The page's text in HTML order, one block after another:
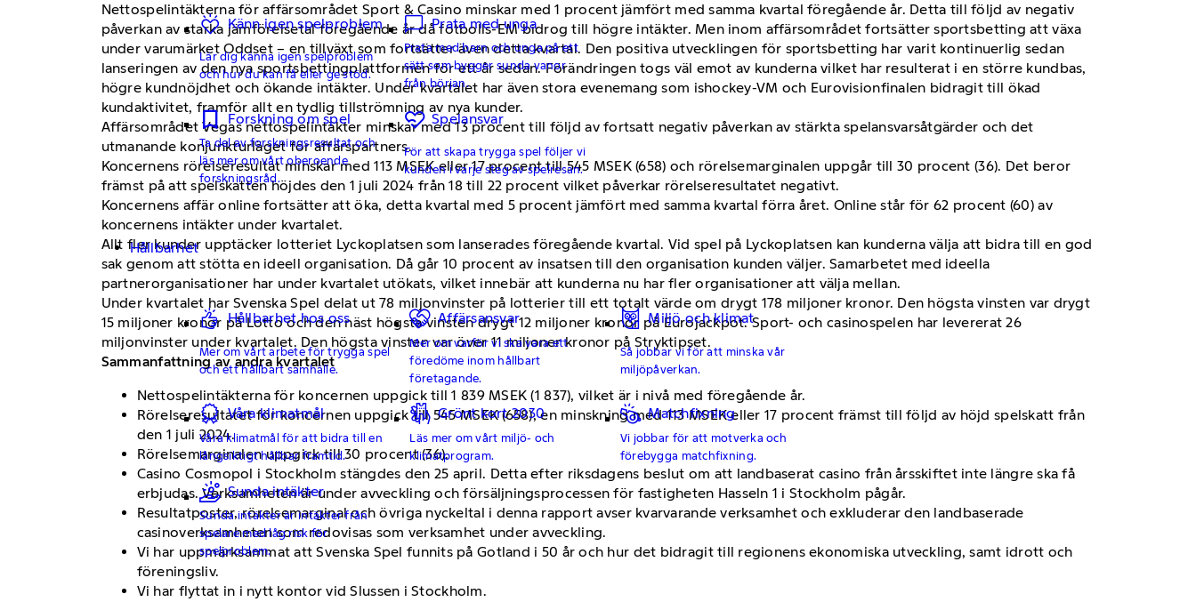
Känn igen spelproblem
Lär dig känna igen spelproblem
och hur du kan få eller ge stöd.
Prata med unga
Prata med barn och unga på ett
sätt som bygger sunda vanor
från början.
Forskning om spel
Ta del av forskningsresultat och
läs mer om vårt oberoende
forskningsråd.
Spelansvar
För att skapa trygga spel följer vi
kunden i varje steg av spelresan.
Hållbarhet
Hållbarhet hos oss
Mer om vårt arbete för trygga spel
och ett hållbart samhälle.
Affärsansvar
Mer om varför vi ska vara ett
föredöme inom hållbart
företagande.
Miljö och klimat
Så jobbar vi för att minska vår
miljöpåverkan.
Våra klimatmål
Våra klimatmål för att bidra till en
långsiktigt hållbar framtid.
Grönt kort 2030
Läs mer om vårt miljö- och
klimatprogram.
Matchfixning
Vi jobbar för att motverka och
förebygga matchfixning.
Sunda intäkter
Sunda intäkter är intäkter från
spelare med låg risk för
spelproblem.
Nettospelintäkterna för affärsområdet Sport & Casino minskar med 1 procent jämfört med samma kvartal föregående år. Detta till följd av negativ
påverkan av starka jämförelsetal föregående år då fotbolls-EM bidrog till högre intäkter. Men inom affärsområdet fortsätter sportsbetting att växa
under varumärket Oddset – en tillväxt som fortsätter även detta kvartal. Den positiva utvecklingen för sportsbetting har varit kontinuerlig sedan
lanseringen av den nya sportsbettingplattformen för ett år sedan. Förändringen togs väl emot av kunderna vilket har resulterat i en större kundbas,
högre kundnöjdhet och ökande intäkter. Under kvartalet har även stora evenemang som ishockey-VM och Eurovisionfinalen bidragit till ökad
kundaktivitet, framför allt en tydlig tillströmning av nya kunder.
Affärsområdet Vegas nettospelintäkter minskar med 13 procent till följd av fortsatt negativ påverkan av stärkta spelansvarsåtgärder och det
utmanande konjunkturläget för affärspartners.
Koncernens rörelseresultat minskar med 113 MSEK eller 17 procent till 545 MSEK (658) och rörelsemarginalen uppgår till 30 procent (36). Det beror
främst på att spelskatten höjdes den 1 juli 2024 från 18 till 22 procent vilket påverkar rörelseresultatet negativt.
Koncernens affär online fortsätter att öka, detta kvartal med 5 procent jämfört med samma kvartal förra året. Online står för 62 procent (60) av
koncernens intäkter under kvartalet.
Allt fler kunder upptäcker lotteriet Lyckoplatsen som lanserades föregående kvartal. Vid spel på Lyckoplatsen kan kunderna välja att bidra till en god
sak genom att stötta en ideell organisation. Då går 10 procent av insatsen till den organisation kunden väljer. Samarbetet med ideella
partnerorganisationer har under kvartalet utökats, vilket innebär att kunderna nu har fler organisationer att välja mellan.
Under kvartalet har Svenska Spel delat ut 78 miljonvinster på lotterier till ett totalt värde om drygt 178 miljoner kronor. Den högsta vinsten var drygt
15 miljoner kronor på Lotto och den näst högsta vinsten drygt 12 miljoner kronor på Eurojackpot. Sport- och casinospelen har levererat 26
miljonvinster under kvartalet. Den högsta vinsten var över 11 miljoner kronor på Stryktipset.
Sammanfattning av andra kvartalet
Nettospelintäkterna för koncernen uppgick till 1 839 MSEK (1 837), vilket är i nivå med föregående år.
Rörelseresultatet för koncernen uppgick till 545 MSEK (658), en minskning med 113 MSEK eller 17 procent främst till följd av höjd spelskatt från
den 1 juli 2024.
Rörelsemarginalen uppgick till 30 procent (36).
Casino Cosmopol i Stockholm stängdes den 25 april. Detta efter riksdagens beslut om att landbaserat casino från årsskiftet inte längre ska få
erbjudas. Verksamheten är under avveckling och försäljningsprocessen för fastigheten Hasseln 1 i Stockholm pågår.
Resultatposter, rörelsemarginal och övriga nyckeltal i denna rapport avser kvarvarande verksamhet och exkluderar den landbaserade
casinoverksamheten som redovisas som verksamhet under avveckling.
Vi har uppmärksammat att Svenska Spel funnits på Gotland i 50 år och hur det bidragit till regionens ekonomiska utveckling, samt idrott och
föreningsliv.
Vi har flyttat in i nytt kontor vid Slussen i Stockholm.